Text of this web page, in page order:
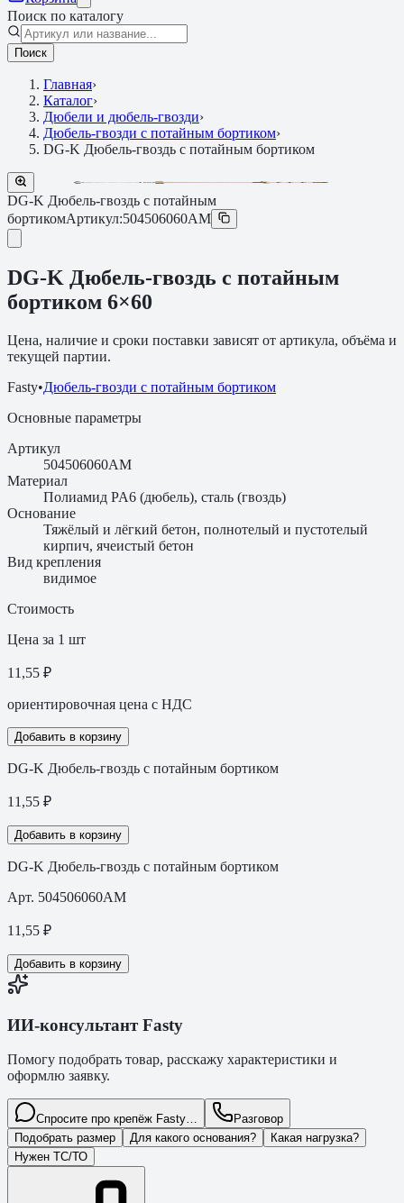
Поиск по каталогу
Поиск
Главная›
Каталог›
Дюбели и дюбель-гвозди›
Дюбель-гвозди с потайным бортиком›
DG-K Дюбель-гвоздь с потайным бортиком
DG-K Дюбель-гвоздь с потайным
бортикомАртикул:504506060AM
DG-K Дюбель-гвоздь с потайным
бортиком 6×60
Цена, наличие и сроки поставки зависят от артикула, объёма и
текущей партии.
Fasty•Дюбель-гвозди с потайным бортиком
Основные параметры
Артикул
504506060AM
Материал
Полиамид PA6 (дюбель), сталь (гвоздь)
Основание
Тяжёлый и лёгкий бетон, полнотелый и пустотелый
кирпич, ячеистый бетон
Вид крепления
видимое
Стоимость
Цена за 1 шт
11,55 ₽
ориентировочная цена с НДС
Добавить в корзину
DG-K Дюбель-гвоздь с потайным бортиком
11,55 ₽
Добавить в корзину
DG-K Дюбель-гвоздь с потайным бортиком
Арт. 504506060AM
11,55 ₽
Добавить в корзину
ИИ-консультант Fasty
Помогу подобрать товар, расскажу характеристики и
оформлю заявку.
Спросите про крепёж Fasty…
Разговор
Подобрать размер
Для какого основания?
Какая нагрузка?
Нужен ТС/ТО